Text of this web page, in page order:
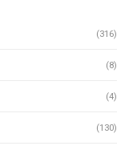
(316)
(8)
(4)
(130)